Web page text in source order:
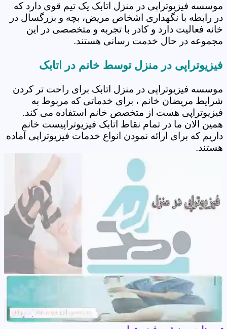
موسسه فیزیوتراپی در منزل اتابک یک تیم قوی دارد که
در رابطه با نگهداری اشخاص مریض، بچه و بزرگسال در
خانه فعالیت دارد و کادر با تجربه و متخصصی در این
مجموعه در حال خدمت رسانی هستند.
فیزیوتراپی در منزل توسط خانم در اتابک
موسسه فیزیوتراپی در منزل اتابک برای راحت تر کردن
شرایط مریضان خانم ، برای خدماتی که مربوط به
فیزیوتراپی هست از متخصص خانم استفاده می کند.
همین الان ما در تمام نقاط اتابک فیزیوتراپیست خانم
داریم که برای ارائه نمودن انواع خدمات فیزیوتراپی آماده
هستند.